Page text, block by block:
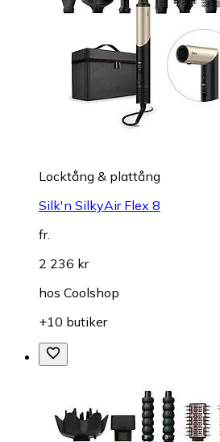
Locktång & plattång
Silk'n SilkyAir Flex 8
fr.
2 236 kr
hos Coolshop
+10 butiker